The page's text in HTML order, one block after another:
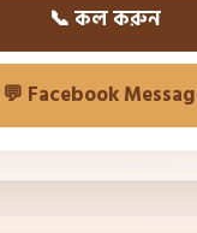
📞 কল করুন
💬 Facebook